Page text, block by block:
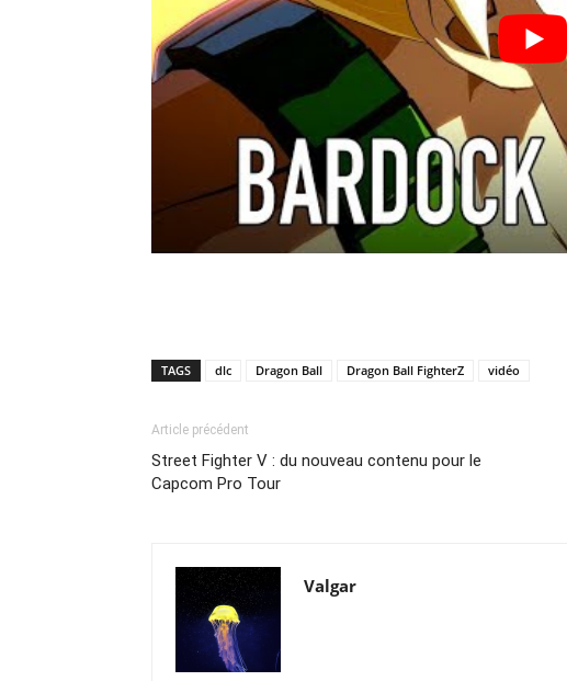
TAGS dlc Dragon Ball Dragon Ball FighterZ vidéo
Article précédent
Street Fighter V : du nouveau contenu pour le
Capcom Pro Tour
Valgar